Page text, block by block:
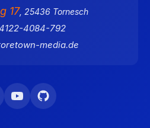
17, 25436 Tornesch
4084-792
media.de